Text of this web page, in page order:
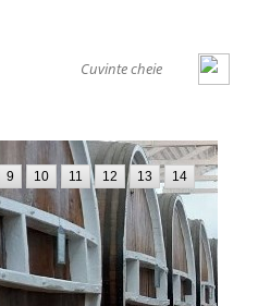
9 10 11 12 13 14